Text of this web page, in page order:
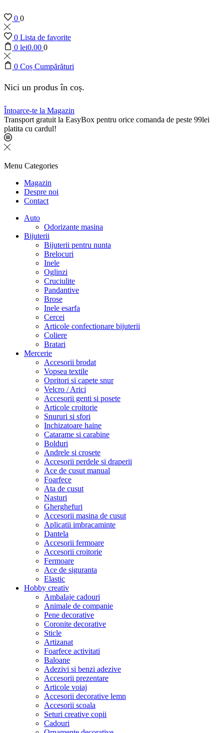
0 0
0 Lista de favorite
0 lei0.00 0
0 Coș Cumpărături
Nici un produs în coș.
Întoarce-te la Magazin
Transport gratuit la EasyBox pentru orice comanda de peste 99lei
platita cu cardul!
Menu Categories
Magazin
Despre noi
Contact
Auto
Odorizante masina
Bijuterii
Bijuterii pentru nunta
Brelocuri
Inele
Oglinzi
Cruciulite
Pandantive
Brose
Inele esarfa
Cercei
Articole confectionare bijuterii
Coliere
Bratari
Mercerie
Accesorii brodat
Vopsea textile
Opritori si capete snur
Velcro / Arici
Accesorii genti si posete
Articole croitorie
Snururi si sfori
Inchizatoare haine
Catarame si carabine
Bolduri
Andrele si crosete
Accesorii perdele si draperii
Ace de cusut manual
Foarfece
Ata de cusut
Nasturi
Gherghefuri
Accesorii masina de cusut
Aplicatii imbracaminte
Dantela
Accesorii fermoare
Accesorii croitorie
Fermoare
Ace de siguranta
Elastic
Hobby creativ
Ambalaje cadouri
Animale de companie
Pene decorative
Coronite decorative
Sticle
Artizanat
Foarfece activitati
Baloane
Adezivi si benzi adezive
Accesorii prezentare
Articole voiaj
Accesorii decorative lemn
Accesorii scoala
Seturi creative copii
Cadouri